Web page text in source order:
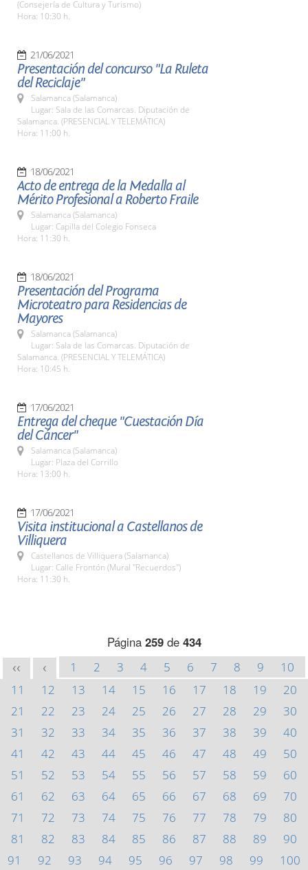
(Consejería de Cultura y Turismo)
Hora: 10:30 h.
21/06/2021
Presentación del concurso "La Ruleta
del Reciclaje"
Salamanca (Salamanca)
Lugar: Sala de las Comarcas. Diputación de
Salamanca. (PRESENCIAL Y TELEMÁTICA)
Hora: 11:00 h.
18/06/2021
Acto de entrega de la Medalla al
Mérito Profesional a Roberto Fraile
Salamanca (Salamanca)
Lugar: Capilla del Colegio Fonseca
Hora: 11:30 h.
18/06/2021
Presentación del Programa
Microteatro para Residencias de
Mayores
Salamanca (Salamanca)
Lugar: Sala de las Comarcas. Diputación de
Salamanca. (PRESENCIAL Y TELEMÁTICA)
Hora: 10:45 h.
17/06/2021
Entrega del cheque "Cuestación Día
del Cáncer"
Salamanca (Salamanca)
Lugar: Plaza del Corrillo
Hora: 13:00 h.
17/06/2021
Visita institucional a Castellanos de
Villiquera
Castellanos de Villiquera (Salamanca)
Lugar: Calle Frontón (Mural "Recuerdos")
Hora: 11:30 h.
Página 259de 434
<< < 1 2 3 4 5 6 7 8 9
10
11
12 13 14 15 16 17 18 19
20
21
22 23 24 25 26 27 28 29
30
31
32 33 34 35 36 37 38 39
40
41
42 43 44 45 46 47 48 49
50
51
52 53 54 55 56 57 58 59
60
61
62 63 64 65 66 67 68 69
70
71
72 73 74 75 76 77 78 79
80
81
82 83 84 85 86 87 88 89
90
91
92 93 94 95 96 97 98 99
100